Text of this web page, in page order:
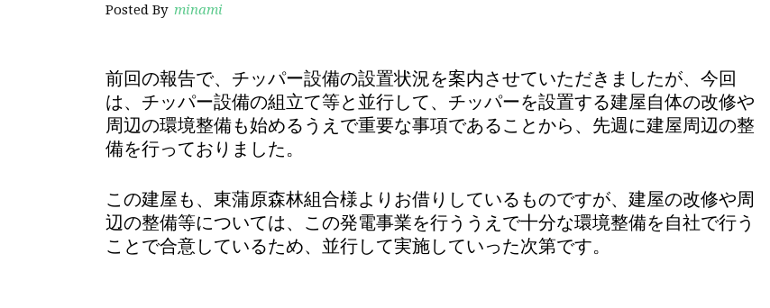
Posted By minami
前回の報告で、チッパー設備の設置状況を案内させていただきましたが、今回
は、チッパー設備の組立て等と並行して、チッパーを設置する建屋自体の改修や
周辺の環境整備も始めるうえで重要な事項であることから、先週に建屋周辺の整
備を行っておりました。
この建屋も、東蒲原森林組合様よりお借りしているものですが、建屋の改修や周
辺の整備等については、この発電事業を行ううえで十分な環境整備を自社で行う
ことで合意しているため、並行して実施していった次第です。